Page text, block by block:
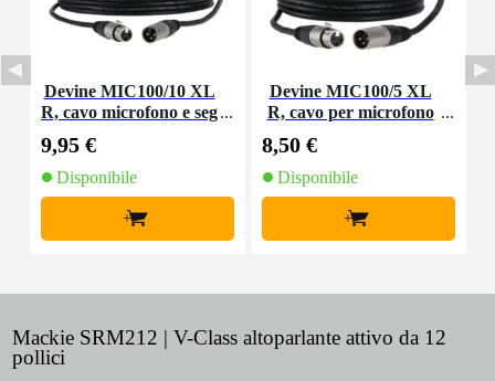
Devine MIC100/10 XL
R, cavo microfono e seg
9,95 €
Disponibile
+
Devine MIC100/5 XL
R, cavo per microfono
8,50 €
Disponibile
+
Mackie SRM212 | V-Class altoparlante attivo da 12
pollici